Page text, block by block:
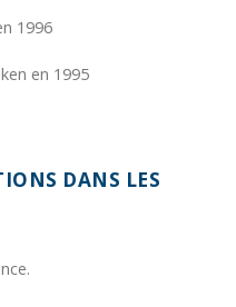
1996
en 1995
DANS LES